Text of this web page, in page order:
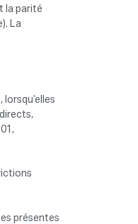
la parité
La
présentes